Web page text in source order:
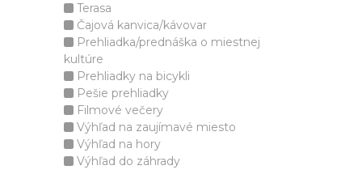
Terasa
Čajová kanvica/kávovar
Prehliadka/prednáška o miestnej
kultúre
Prehliadky na bicykli
Pešie prehliadky
Filmové večery
Výhľad na zaujímavé miesto
Výhľad na hory
Výhľad do záhrady